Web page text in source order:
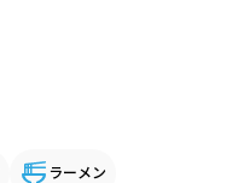
ラーメン